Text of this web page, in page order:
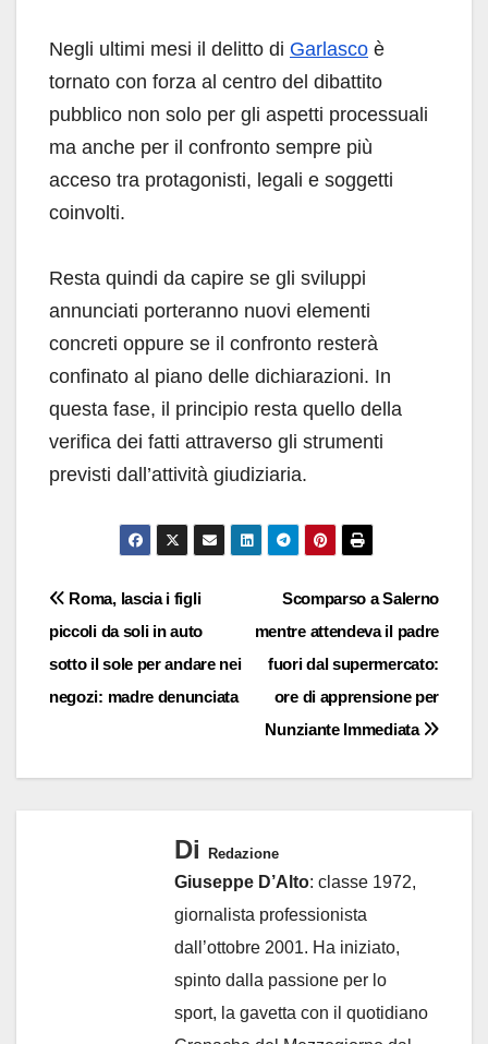
Negli ultimi mesi il delitto di Garlasco è
tornato con forza al centro del dibattito
pubblico non solo per gli aspetti processuali
ma anche per il confronto sempre più
acceso tra protagonisti, legali e soggetti
coinvolti.
Resta quindi da capire se gli sviluppi
annunciati porteranno nuovi elementi
concreti oppure se il confronto resterà
confinato al piano delle dichiarazioni. In
questa fase, il principio resta quello della
verifica dei fatti attraverso gli strumenti
previsti dall’attività giudiziaria.
Navigazione
articoli
Scomparso a Salerno
mentre attendeva il padre
fuori dal supermercato:
ore di apprensione per
Nunziante Immediata
Roma, lascia i figli
piccoli da soli in auto
sotto il sole per andare nei
negozi: madre denunciata
Di Redazione
Giuseppe D’Alto: classe 1972,
giornalista professionista
dall’ottobre 2001. Ha iniziato,
spinto dalla passione per lo
sport, la gavetta con il quotidiano